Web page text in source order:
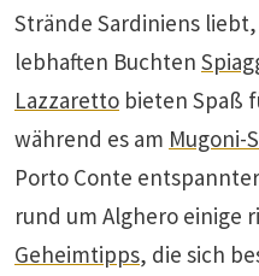
Strände Sardiniens
lebhaften Buchten
Lazzaretto bieten Spaß
während es am Mugoni-
Porto Conte
rund um Alghero einige
Geheimtipps, die sich